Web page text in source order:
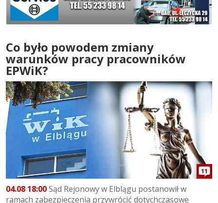
Co było powodem zmiany
warunków pracy pracowników
EPWiK?
11
04.08 18:00Sąd Rejonowy w Elblągu postanowił w
ramach zabezpieczenia przywrócić dotychczasowe